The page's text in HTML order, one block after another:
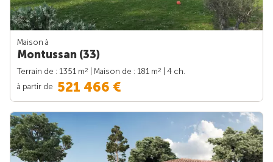
Maison à
Montussan (33)
Terrain de : 1351 m2 | Maison de : 181 m2
| 4 ch.
à partir de 521 466 €